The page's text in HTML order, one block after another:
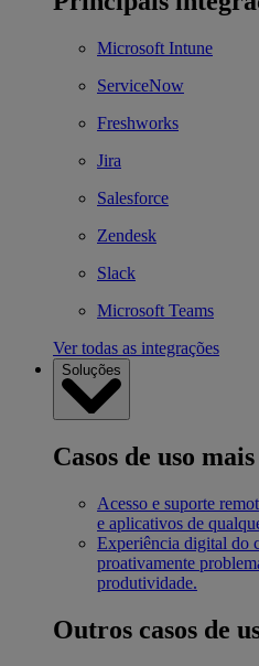
Microsoft Intune
ServiceNow
Freshworks
Jira
Salesforce
Zendesk
Slack
Microsoft Teams
Ver todas as integrações
Soluções
Casos de uso
Acesso e suporte
e aplicativos de
Experiência digital do
proativamente
produtividade.
Outros casos de